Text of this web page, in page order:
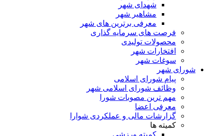
شهدای شهر
مشاهیر شهر
معرفی برترین های شهر
فرصت های سرمایه گذاری
محصولات تولیدی
افتخارات شهر
سوغات شهر
شهر
پیام شورای اسلامی
وظائف شورای اسلامی شهر
مهم ترین مصوبات شورا
معرفی اعضا
گزارشات مالی و عملکردی شوارا
کمیته ورزشی